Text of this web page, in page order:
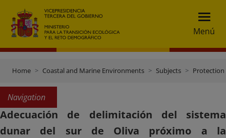
Menú
Home Coastal and Marine Environments Subjects
Navigation
Adecuación de delimitación del sistema
dunar del sur de Oliva próximo a la